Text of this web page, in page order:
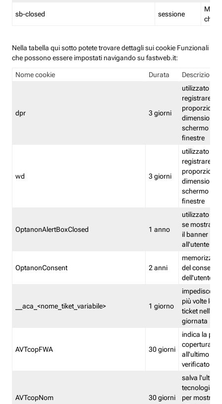
sb-closed sessione
Nella tabella qui sotto potete trovare dettagli sui cookie Funzionali
che possono essere impostati navigando su fastweb.it:
Nome cookie Durata Descrizione
dpr 3 giorni
utilizzato per
registrare le
proporzioni
dimensioni
schermo e
finestre
wd 3 giorni
utilizzato per
registrare le
proporzioni
dimensioni
schermo e
finestre
OptanonAlertBoxClosed 1 anno
utilizzato per
se mostrare
il banner
all'utente
OptanonConsent 2 anni
memorizza
del
dell'utente
__aca_<nome_tiket_variabile> 1 giorno
impedisce di
più volte lo
ticket
giornata
AVTcopFWA 30 giorni
indica la
copertura
all'ultimo
verificato
AVTcopNom 30 giorni
salva l'ultima
tecnologia
per